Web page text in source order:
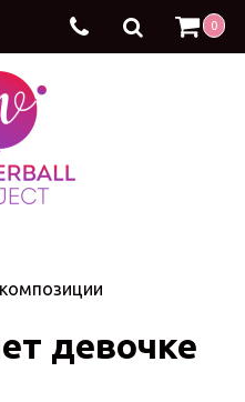
0
девочке